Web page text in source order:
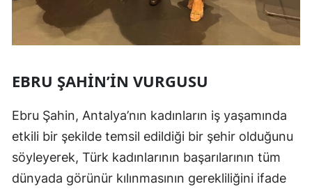
EBRU ŞAHIN’IN VURGUSU
Ebru Şahin, Antalya’nın kadınların iş yaşamında
etkili bir şekilde temsil edildiği bir şehir olduğunu
söyleyerek, Türk kadınlarının başarılarının tüm
dünyada görünür kılınmasının gerekliliğini ifade